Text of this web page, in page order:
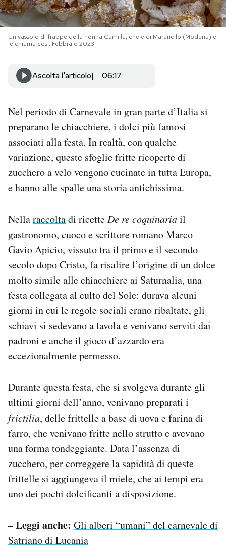
NEWSLETTER
I MIEI PREFERITI
SHOP
AREA PERSONALE
Area Personale
Newsletter
Notifiche mobile
Esci
Un vassoio di frappe della nonna Camilla, che è di Maranello (Modena) e
le chiama così. Febbraio 2023
Ascolta l'articolo 06:17
Nel periodo di Carnevale in gran parte d’Italia si
preparano le chiacchiere, i dolci più famosi
associati alla festa. In realtà, con qualche
variazione, queste sfoglie fritte ricoperte di
zucchero a velo vengono cucinate in tutta Europa,
e hanno alle spalle una storia antichissima.
Nellaraccoltadi ricette De re coquinariail
gastronomo, cuoco e scrittore romano Marco
Gavio Apicio, vissuto tra il primo e il secondo
secolo dopo Cristo, fa risalire l’origine di un dolce
molto simile alle chiacchiere ai Saturnalia, una
festa collegata al culto del Sole: durava alcuni
giorni in cui le regole sociali erano ribaltate, gli
schiavi si sedevano a tavola e venivano serviti dai
padroni e anche il gioco d’azzardo era
eccezionalmente permesso.
Durante questa festa, che si svolgeva durante gli
ultimi giorni dell’anno, venivano preparati i
frictilia, delle frittelle a base di uova e farina di
farro, che venivano fritte nello strutto e avevano
una forma tondeggiante. Data l’assenza di
zucchero, per correggere la sapidità di queste
frittelle si aggiungeva il miele, che ai tempi era
uno dei pochi dolcificanti a disposizione.
– Leggi anche: Gli alberi “umani” del carnevale di
Satriano di Lucania